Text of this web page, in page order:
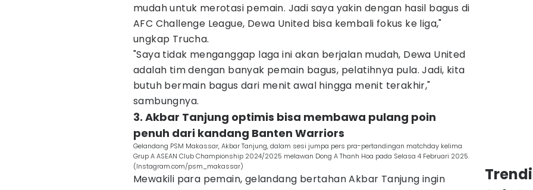
mudah untuk merotasi pemain. Jadi saya yakin dengan hasil bagus di
AFC Challenge League, Dewa United bisa kembali fokus ke liga,"
ungkap Trucha.
"Saya tidak menganggap laga ini akan berjalan mudah, Dewa United
adalah tim dengan banyak pemain bagus, pelatihnya pula. Jadi, kita
butuh bermain bagus dari menit awal hingga menit terakhir,"
sambungnya.
3. Akbar Tanjung optimis bisa membawa pulang poin
penuh dari kandang Banten Warriors
Gelandang PSM Makassar, Akbar Tanjung, dalam sesi jumpa pers pra-pertandingan matchday kelima
Grup A ASEAN Club Championship 2024/2025 melawan Dong A Thanh Hoa pada Selasa 4 Februari 2025.
(Instagram.com/psm_makassar)
Mewakili para pemain, gelandang bertahan Akbar Tanjung ingin